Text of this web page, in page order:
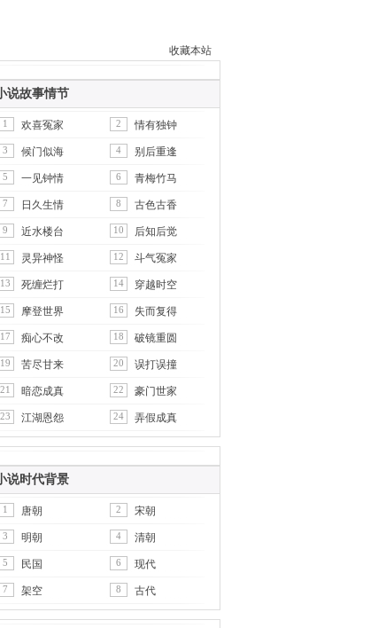
收藏本站
说故事情节
1 欢喜冤家 2 情有独钟
3 候门似海 4 别后重逢
5 一见钟情 6 青梅竹马
7 日久生情 8 古色古香
9 近水楼台 10 后知后觉
11 灵异神怪 12 斗气冤家
13 死缠烂打 14 穿越时空
15 摩登世界 16 失而复得
17 痴心不改 18 破镜重圆
19 苦尽甘来 20 误打误撞
21 暗恋成真 22 豪门世家
23 江湖恩怨 24 弄假成真
说时代背景
1 唐朝 2 宋朝
3 明朝 4 清朝
5 民国 6 现代
7 架空 8 古代